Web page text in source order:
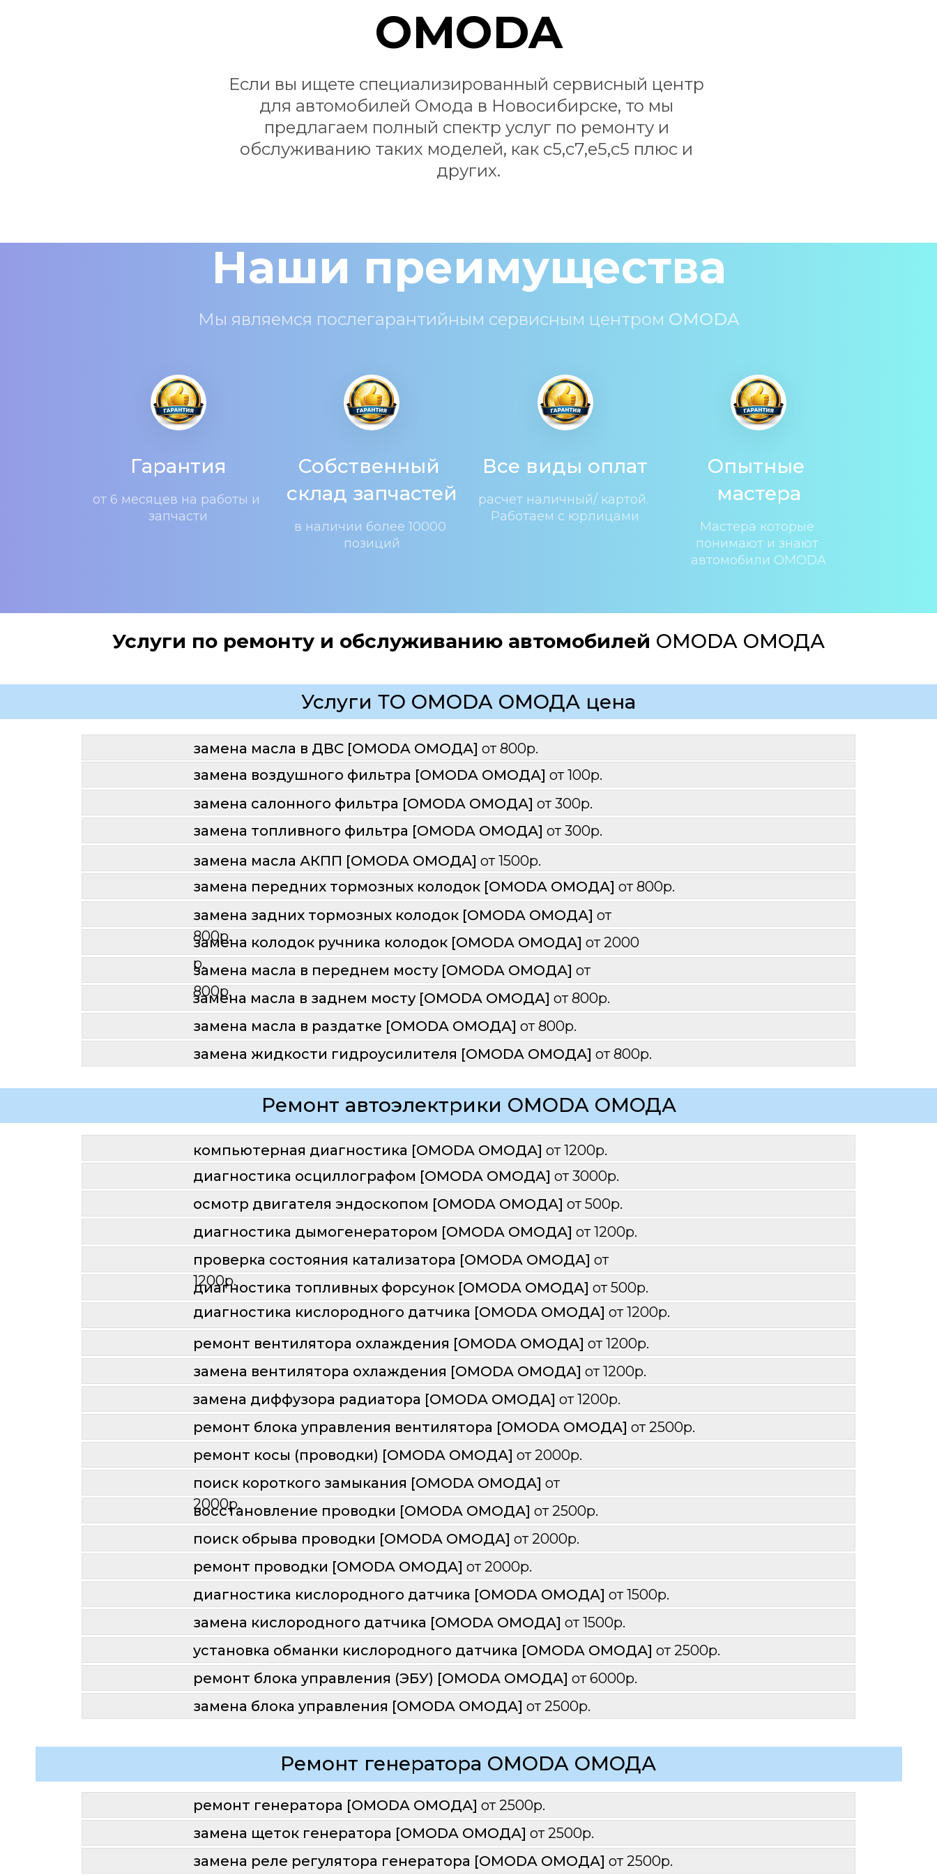
OMODA
Если вы ищете специализированный сервисный центр
для автомобилей Омода в Новосибирске, то мы
предлагаем полный спектр услуг по ремонту и
обслуживанию таких моделей, как с5,с7,е5,с5 плюс и
других.
Наши преимущества
Мы являемся послегарантийным сервисным центром OMODA
Гарантия
от 6 месяцев на работы и
запчасти
Собственный
склад запчастей
в наличии более 10000
позиций
Все виды оплат
расчет наличный/ картой.
Работаем с юрлицами
Опытные
мастера
Мастера которые
понимают и знают
автомобили OMODA
Услуги по ремонту и обслуживанию автомобилей OMODA ОМОДА
Услуги ТО OMODA ОМОДА цена
Ремонт генератора OMODA ОМОДА
замена масла в ДВС [OMODA ОМОДА] от 800р.
Ремонт автоэлектрики OMODA ОМОДА
замена передних тормозных колодок [OMODA ОМОДА] от 800р.
замена воздушного фильтра [OMODA ОМОДА] от 100р.
замена салонного фильтра [OMODA ОМОДА] от 300р.
замена масла АКПП [OMODA ОМОДА] от 1500р.
замена масла в переднем мосту [OMODA ОМОДА] от
800р.
замена задних тормозных колодок [OMODA ОМОДА] от
800р.
замена колодок ручника колодок [OMODA ОМОДА] от 2000
р.
замена топливного фильтра [OMODA ОМОДА] от 300р.
замена масла в заднем мосту [OMODA ОМОДА] от 800р.
замена масла в раздатке [OMODA ОМОДА] от 800р.
замена жидкости гидроусилителя [OMODA ОМОДА] от 800р.
компьютерная диагностика [OMODA ОМОДА] от 1200р.
диагностика осциллографом [OMODA ОМОДА] от 3000р.
осмотр двигателя эндоскопом [OMODA ОМОДА] от 500р.
диагностика дымогенератором [OMODA ОМОДА] от 1200р.
проверка состояния катализатора [OMODA ОМОДА] от
1200р.
диагностика кислородного датчика [OMODA ОМОДА] от 1200р.
диагностика топливных форсунок [OMODA ОМОДА] от 500р.
ремонт вентилятора охлаждения [OMODA ОМОДА] от 1200р.
замена вентилятора охлаждения [OMODA ОМОДА] от 1200р.
замена диффузора радиатора [OMODA ОМОДА] от 1200р.
ремонт блока управления вентилятора [OMODA ОМОДА] от 2500р.
ремонт косы (проводки) [OMODA ОМОДА] от 2000р.
поиск короткого замыкания [OMODA ОМОДА] от
2000р.
восcтановление проводки [OMODA ОМОДА] от 2500р.
поиск обрыва проводки [OMODA ОМОДА] от 2000р.
ремонт проводки [OMODA ОМОДА] от 2000р.
диагностика кислородного датчика [OMODA ОМОДА] от 1500р.
замена кислородного датчика [OMODA ОМОДА] от 1500р.
установка обманки кислородного датчика [OMODA ОМОДА] от 2500р.
ремонт блока управления (ЭБУ) [OMODA ОМОДА] от 6000р.
замена блока управления [OMODA ОМОДА] от 2500р.
ремонт генератора [OMODA ОМОДА] от 2500р.
замена щеток генератора [OMODA ОМОДА] от 2500р.
замена реле регулятора генератора [OMODA ОМОДА] от 2500р.